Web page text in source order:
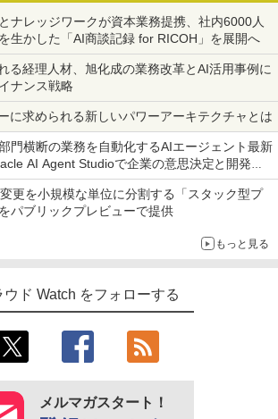
ナレッジワークが資本業務提携、社内6000人
生かした「AI商談記録 for RICOH」を展開へ
る経理人材、旭化成の業務改革とAI活用事例に
ナンス戦略
に求められる新しいパワーアーキテクチャとは
門横断の業務を自動化するAIエージェント最新
AI Agent Studioで企業の意思決定と開発を
更を小規模な単位に分割する「スタック型プ
パブリックプレビューで提供
もっと見る
ウド Watch をフォローする
メルマガスタート！